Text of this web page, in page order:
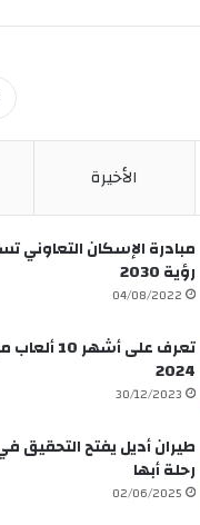
الأخيرة
مبادرة الإسكان
رؤية 2030
04/08/2022
تعرف على
2024
30/12/2023
طيران أديل يفتح
رحلة أبها
02/06/2025